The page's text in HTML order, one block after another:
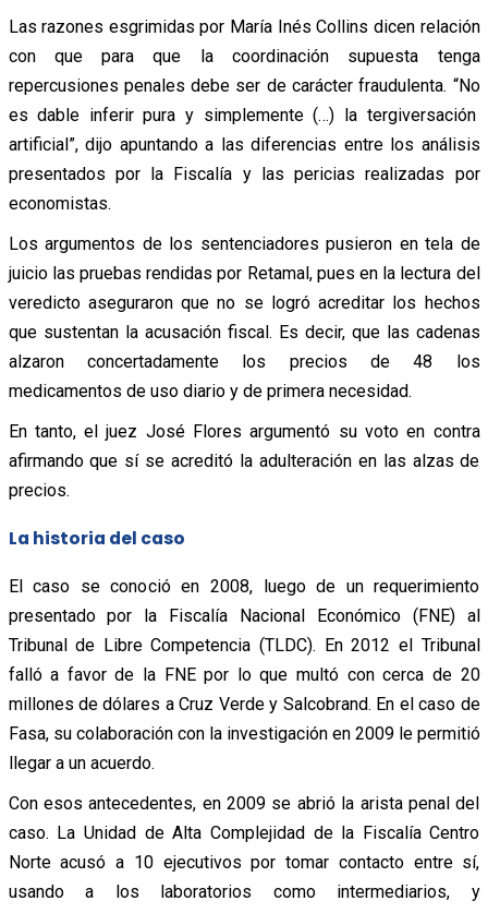
Las razones esgrimidas por María Inés Collins dicen relación
con que para que la coordinación supuesta tenga
repercusiones penales debe ser de carácter fraudulenta. “No
es dable inferir pura y simplemente (…) la tergiversación
artificial”, dijo apuntando a las diferencias entre los análisis
presentados por la Fiscalía y las pericias realizadas por
economistas.
Los argumentos de los sentenciadores pusieron en tela de
juicio las pruebas rendidas por Retamal, pues en la lectura del
veredicto aseguraron que no se logró acreditar los hechos
que sustentan la acusación fiscal. Es decir, que las cadenas
alzaron concertadamente los precios de 48 los
medicamentos de uso diario y de primera necesidad.
En tanto, el juez José Flores argumentó su voto en contra
afirmando que sí se acreditó la adulteración en las alzas de
precios.
La historia del caso
El caso se conoció en 2008, luego de un requerimiento
presentado por la Fiscalía Nacional Económico (FNE) al
Tribunal de Libre Competencia (TLDC). En 2012 el Tribunal
falló a favor de la FNE por lo que multó con cerca de 20
millones de dólares a Cruz Verde y Salcobrand. En el caso de
Fasa, su colaboración con la investigación en 2009 le permitió
llegar a un acuerdo.
Con esos antecedentes, en 2009 se abrió la arista penal del
caso. La Unidad de Alta Complejidad de la Fiscalía Centro
Norte acusó a 10 ejecutivos por tomar contacto entre sí,
usando a los laboratorios como intermediarios, y